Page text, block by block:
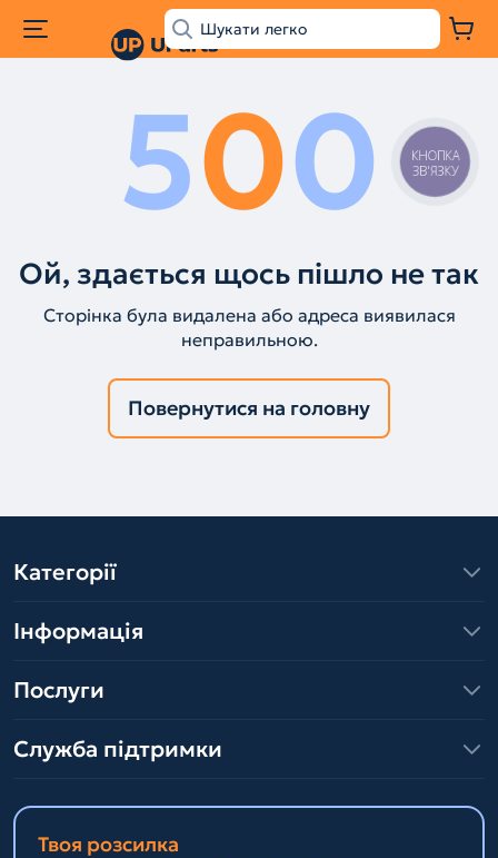
500
Ой, здається щось пішло не так
Сторінка була видалена або адреса виявилася
неправильною.
Повернутися на головну
Категорії
Інформація
Послуги
Служба підтримки
Твоя розсилка
КНОПКА
ЗВ'ЯЗКУ